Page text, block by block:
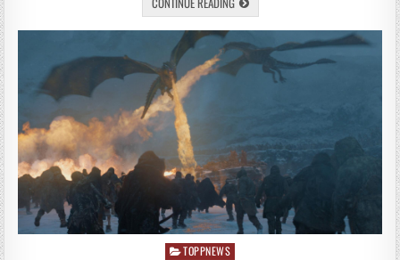
Posted
TOPPNEWS